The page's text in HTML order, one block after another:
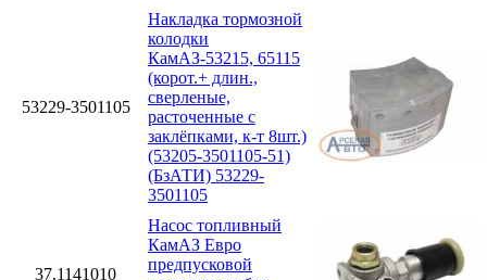
53229-3501105
Накладка тормозной
колодки
КамАЗ-53215, 65115
(корот.+ длин.,
сверленые,
расточенные с
заклёпками, к-т 8шт.)
(53205-3501105-51)
(БзАТИ) 53229-
3501105
37.1141010
Насос топливный
КамАЗ Евро
предпусковой